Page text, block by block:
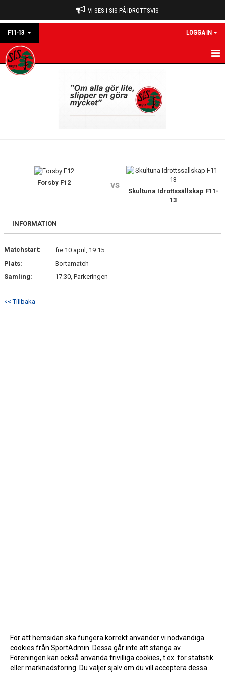
VI SES I SIS PÅ IDROTTSVIS
F11-13 LOGGA IN
F11-13
BILDGALLERI
KONTAKT
GÄSTBOK
Forsby F12 vs
Skultuna Idrottssällskap F11-
13
INFORMATION
Matchstart:
fre 10 april, 19:15
Plats:
Bortamatch
Samling:
17:30, Parkeringen
<< Tillbaka
För att hemsidan ska fungera korrekt använder vi nödvändiga
cookies från SportAdmin. Dessa går inte att stänga av.
Föreningen kan också använda frivilliga cookies, t.ex. för statistik
eller marknadsföring. Du väljer själv om du vill acceptera dessa.